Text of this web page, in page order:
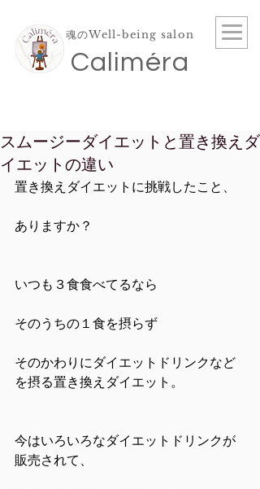
​Caliméra
魂のWell-being salon
スムージーダイエットと置き換えダ
イエットの違い
置き換えダイエットに挑戦したこと、
ありますか？
いつも３食食べてるなら
そのうちの１食を摂らず
そのかわりにダイエットドリンクなど
を摂る置き換えダイエット。
今はいろいろなダイエットドリンクが
販売されて、